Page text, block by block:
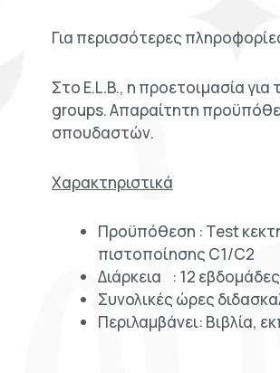
Για περισσότερες
Στο E.L.B., η προετοιμασία για
groups. Απαραίτητη
σπουδαστών.
Χαρακτηριστικά
Προϋπόθεση : Test
πιστοποίησης C1/C2
Διάρκεια : 12
Συνολικές ώρες
Περιλαμβάνει: Βιβλία,